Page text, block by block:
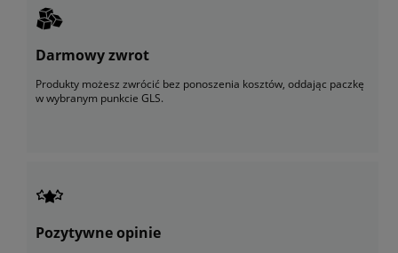
Darmowy zwrot
Produkty możesz zwrócić bez ponoszenia kosztów, oddając paczkę
w wybranym punkcie GLS.
Pozytywne opinie